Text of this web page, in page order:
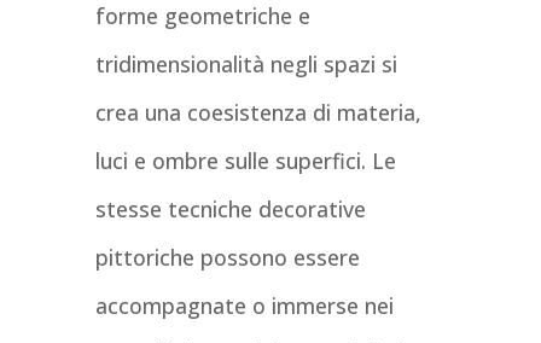
forme geometriche e
tridimensionalità negli spazi si
crea una coesistenza di materia,
luci e ombre sulle superfici. Le
stesse tecniche decorative
pittoriche possono essere
accompagnate o immerse nei